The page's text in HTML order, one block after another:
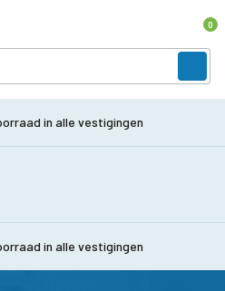
0
in alle vestigingen
in alle vestigingen